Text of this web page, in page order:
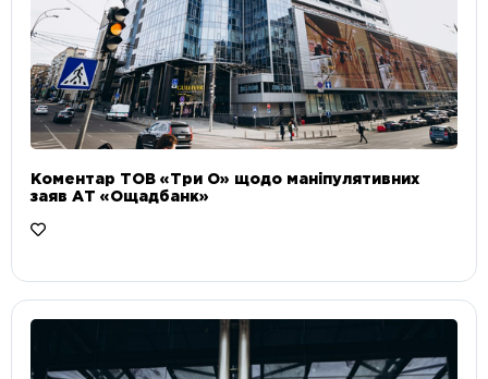
Коментар ТОВ «Три О» щодо маніпулятивних
заяв АТ «Ощадбанк»